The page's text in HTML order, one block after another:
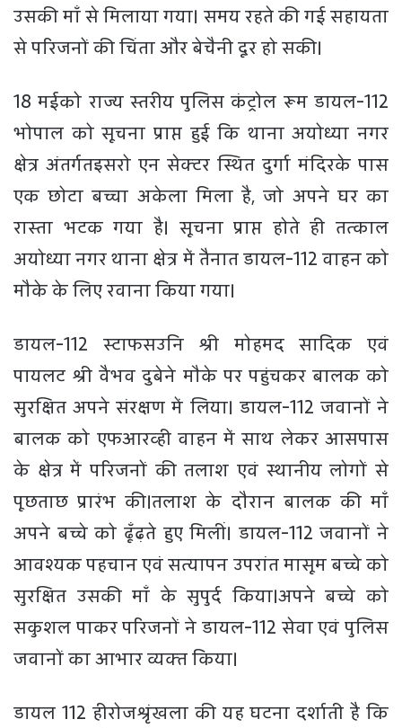
उसकी माँ से मिलाया गया। समय रहते की गई सहायता
से परिजनों की चिंता और बेचैनी दूर हो सकी।
18 मईको राज्य स्तरीय पुलिस कंट्रोल रूम डायल-112
भोपाल को सूचना प्राप्त हुई कि थाना अयोध्या नगर
क्षेत्र अंतर्गतइसरो एन सेक्टर स्थित दुर्गा मंदिरके पास
एक छोटा बच्चा अकेला मिला है, जो अपने घर का
रास्ता भटक गया है। सूचना प्राप्त होते ही तत्काल
अयोध्या नगर थाना क्षेत्र में तैनात डायल-112 वाहन को
मौके के लिए रवाना किया गया।
डायल-112 स्टाफसउनि श्री मोहमद सादिक एवं
पायलट श्री वैभव दुबेने मौके पर पहुंचकर बालक को
सुरक्षित अपने संरक्षण में लिया। डायल-112 जवानों ने
बालक को एफआरव्ही वाहन में साथ लेकर आसपास
के क्षेत्र में परिजनों की तलाश एवं स्थानीय लोगों से
पूछताछ प्रारंभ की।तलाश के दौरान बालक की माँ
अपने बच्चे को ढूँढ़ते हुए मिलीं। डायल-112 जवानों ने
आवश्यक पहचान एवं सत्यापन उपरांत मासूम बच्चे को
सुरक्षित उसकी माँ के सुपुर्द किया।अपने बच्चे को
सकुशल पाकर परिजनों ने डायल-112 सेवा एवं पुलिस
जवानों का आभार व्‍यक्‍त किया।
डायल 112 हीरोजश्रृंखला की यह घटना दर्शाती है कि